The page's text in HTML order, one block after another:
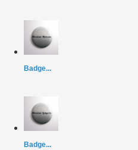
Badge...
Badge...